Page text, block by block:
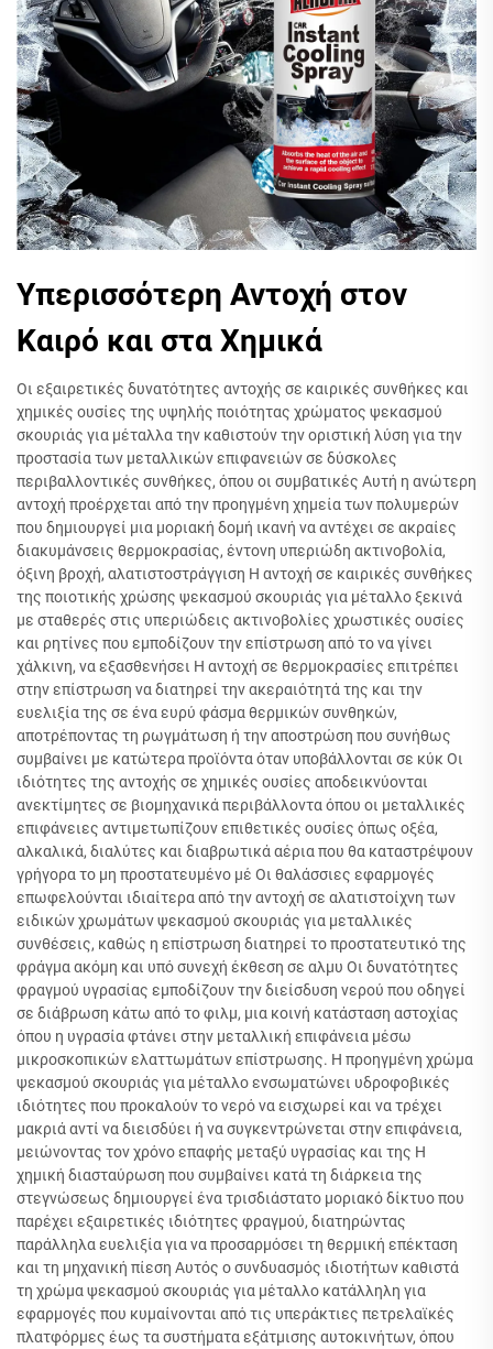
Υπερισσότερη Αντοχή στον
Καιρό και στα Χημικά
Οι εξαιρετικές δυνατότητες αντοχής σε καιρικές συνθήκες και
χημικές ουσίες της υψηλής ποιότητας χρώματος ψεκασμού
σκουριάς για μέταλλα την καθιστούν την οριστική λύση για την
προστασία των μεταλλικών επιφανειών σε δύσκολες
περιβαλλοντικές συνθήκες, όπου οι συμβατικές Αυτή η ανώτερη
αντοχή προέρχεται από την προηγμένη χημεία των πολυμερών
που δημιουργεί μια μοριακή δομή ικανή να αντέχει σε ακραίες
διακυμάνσεις θερμοκρασίας, έντονη υπεριώδη ακτινοβολία,
όξινη βροχή, αλατιστοστράγγιση Η αντοχή σε καιρικές συνθήκες
της ποιοτικής χρώσης ψεκασμού σκουριάς για μέταλλο ξεκινά
με σταθερές στις υπεριώδεις ακτινοβολίες χρωστικές ουσίες
και ρητίνες που εμποδίζουν την επίστρωση από το να γίνει
χάλκινη, να εξασθενήσει Η αντοχή σε θερμοκρασίες επιτρέπει
στην επίστρωση να διατηρεί την ακεραιότητά της και την
ευελιξία της σε ένα ευρύ φάσμα θερμικών συνθηκών,
αποτρέποντας τη ρωγμάτωση ή την αποστρώση που συνήθως
συμβαίνει με κατώτερα προϊόντα όταν υποβάλλονται σε κύκ Οι
ιδιότητες της αντοχής σε χημικές ουσίες αποδεικνύονται
ανεκτίμητες σε βιομηχανικά περιβάλλοντα όπου οι μεταλλικές
επιφάνειες αντιμετωπίζουν επιθετικές ουσίες όπως οξέα,
αλκαλικά, διαλύτες και διαβρωτικά αέρια που θα καταστρέψουν
γρήγορα το μη προστατευμένο μέ Οι θαλάσσιες εφαρμογές
επωφελούνται ιδιαίτερα από την αντοχή σε αλατιστοίχνη των
ειδικών χρωμάτων ψεκασμού σκουριάς για μεταλλικές
συνθέσεις, καθώς η επίστρωση διατηρεί το προστατευτικό της
φράγμα ακόμη και υπό συνεχή έκθεση σε αλμυ Οι δυνατότητες
φραγμού υγρασίας εμποδίζουν την διείσδυση νερού που οδηγεί
σε διάβρωση κάτω από το φιλμ, μια κοινή κατάσταση αστοχίας
όπου η υγρασία φτάνει στην μεταλλική επιφάνεια μέσω
μικροσκοπικών ελαττωμάτων επίστρωσης. Η προηγμένη χρώμα
ψεκασμού σκουριάς για μέταλλο ενσωματώνει υδροφοβικές
ιδιότητες που προκαλούν το νερό να εισχωρεί και να τρέχει
μακριά αντί να διεισδύει ή να συγκεντρώνεται στην επιφάνεια,
μειώνοντας τον χρόνο επαφής μεταξύ υγρασίας και της Η
χημική διασταύρωση που συμβαίνει κατά τη διάρκεια της
στεγνώσεως δημιουργεί ένα τρισδιάστατο μοριακό δίκτυο που
παρέχει εξαιρετικές ιδιότητες φραγμού, διατηρώντας
παράλληλα ευελιξία για να προσαρμόσει τη θερμική επέκταση
και τη μηχανική πίεση Αυτός ο συνδυασμός ιδιοτήτων καθιστά
τη χρώμα ψεκασμού σκουριάς για μέταλλο κατάλληλη για
εφαρμογές που κυμαίνονται από τις υπεράκτιες πετρελαϊκές
πλατφόρμες έως τα συστήματα εξάτμισης αυτοκινήτων, όπου